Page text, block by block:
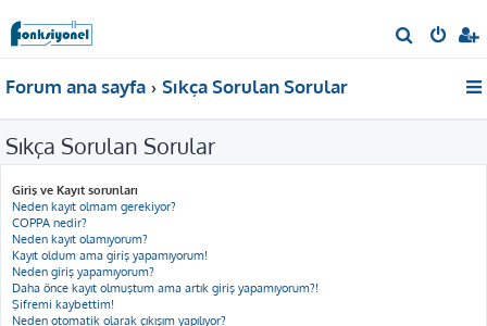
r
Forum ana sayfa Sıkça Sorulan Sorular
Sıkça Sorulan Sorular
Giriş ve Kayıt sorunları
Neden kayıt olmam gerekiyor?
COPPA nedir?
Neden kayıt olamıyorum?
Kayıt oldum ama giriş yapamıyorum!
Neden giriş yapamıyorum?
Daha önce kayıt olmuştum ama artık giriş yapamıyorum?!
Şifremi kaybettim!
Neden otomatik olarak çıkışım yapılıyor?